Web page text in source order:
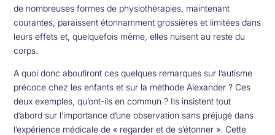
de nombreuses formes de physiothérapies, maintenant
courantes, paraissent étonnamment grossières et limitées dans
leurs effets et, quelquefois même, elles nuisent au reste du
corps.
A quoi donc aboutiront ces quelques remarques sur l’autisme
précoce chez les enfants et sur la méthode Alexander ? Ces
deux exemples, qu’ont-ils en commun ? Ils insistent tout
d’abord sur l’importance d’une observation sans préjugé dans
l’expérience médicale de « regarder et de s’étonner ». Cette